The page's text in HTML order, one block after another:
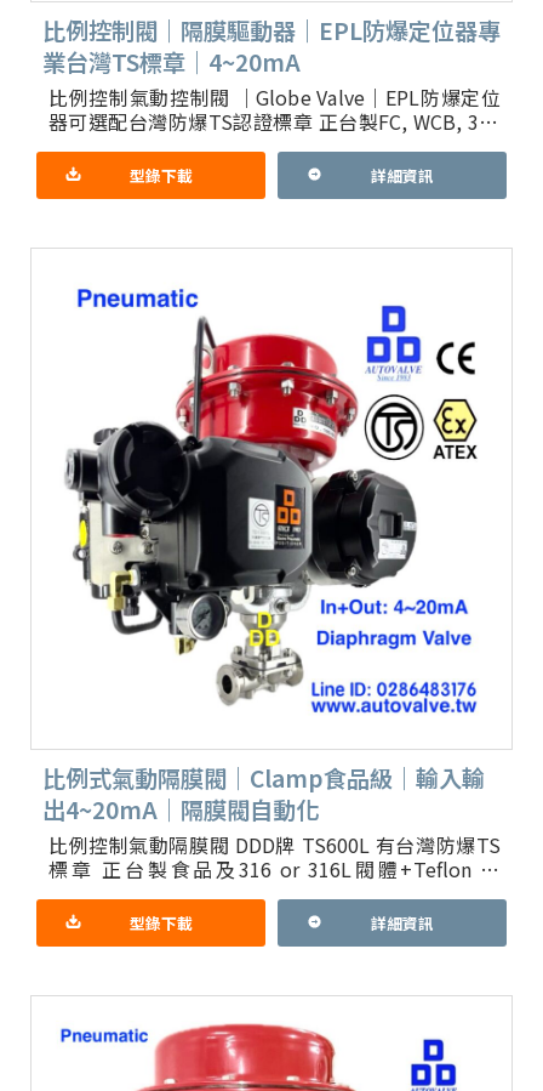
比例控制閥｜隔膜驅動器｜EPL防爆定位器專
業台灣TS標章｜4~20mA
比例控制氣動控制閥 ｜Globe Valve｜EPL防爆定位
器可選配台灣防爆TS認證標章 正台製FC, WCB, 316
or 316L閥體 + Teflon
型錄下載 詳細資訊
比例式氣動隔膜閥｜Clamp食品級｜輸入輸
出4~20mA｜隔膜閥自動化
比例控制氣動隔膜閥 DDD牌 TS600L 有台灣防爆TS
標章 正台製食品及316 or 316L閥體+Teflon or
EPDM or Viton膜片 精密
型錄下載 詳細資訊